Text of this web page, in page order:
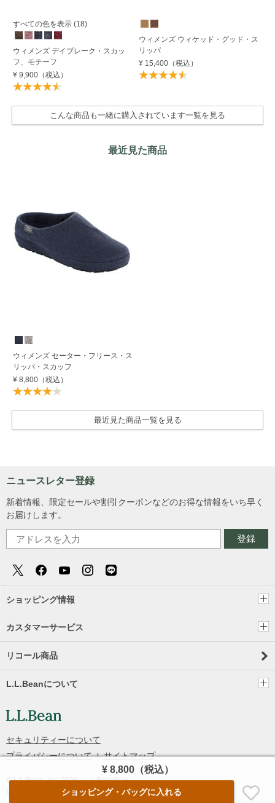
¥ 8,800（税込）
ショッピング・バッグに入れる
すべての色を表示 (18)
ウィメンズ デイブレーク・スカッ
フ、モチーフ
¥ 9,900（税込）
ウィメンズ ウィケッド・グッド・ス
リッパ
¥ 15,400 （税込）
こんな商品も一緒に購入されています一覧を見る
最近見た商品
ウィメンズ セーター・フリース・ス
リッパ・スカッフ
¥ 8,800（税込）
最近見た商品一覧を見る
ニュースレター登録
新着情報、限定セールや割引クーポンなどのお得な情報をいち早く
お届けします。
登録
ショッピング情報
カスタマーサービス
リコール商品
L.L.Beanについて
セキュリティーについて
プライバシーについて
サイトマップ
© L.L.Bean, Inc.2026- L.L.Bean® は
L.L.Bean, Inc.の登録商標です。